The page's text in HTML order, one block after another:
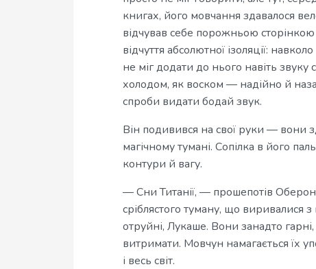
книгах, його мовчання здавалося
відчував себе порожньою
відчуття абсолютної ізоляції:
не міг додати до нього навіть
холодом, як воском — надійно й
спроби видати бодай звук.
Він подивився на свої руки — вони
магічному тумані. Сопілка в його
контури й вагу.
— Сни Титанії, — прошепотів
сріблястого туману, що виривалися
отруйні, Лукаше. Вони занадто
витримати. Мовчун намагається їх
і весь світ.